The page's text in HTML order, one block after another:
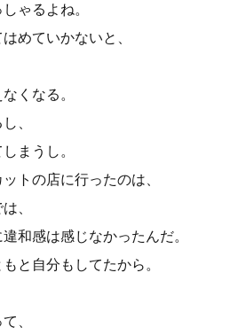
ゃるよね。
めていかないと、
くなる。
、
まうし。
トの店に行ったのは、
、
和感は感じなかったんだ。
と自分もしてたから。
、